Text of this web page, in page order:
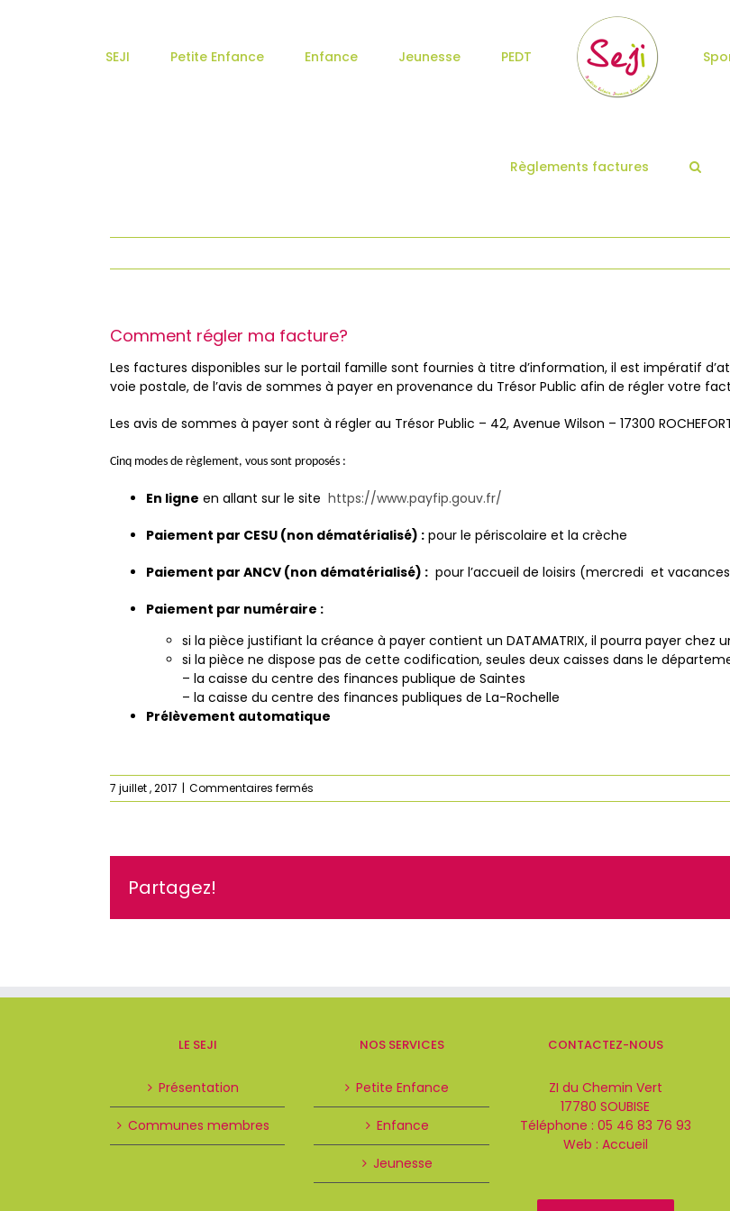
SEJI Petite Enfance Enfance Jeunesse PEDT
Règlements factures
Comment régler ma facture?
Les factures disponibles sur le portail famille sont fournies à titre d’information, il est impératif
voie postale, de l’avis de sommes à payer en provenance du Trésor Public afin de régler votre
Les avis de sommes à payer sont à régler au Trésor Public – 42, Avenue Wilson – 17300
Cinq modes de règlement, vous sont proposés :
En ligne en allant sur le site https://www.payfip.gouv.fr/
Paiement par CESU (non dématérialisé) : pour le périscolaire et la crèche
Paiement par ANCV (non dématérialisé) : pour l’accueil de loisirs (mercredi et
Paiement par numéraire :
si la pièce justifiant la créance à payer contient un DATAMATRIX, il pourra payer
si la pièce ne dispose pas de cette codification, seules deux caisses dans le
– la caisse du centre des finances publique de Saintes
– la caisse du centre des finances publiques de La-Rochelle
Prélèvement automatique
7 juillet , 2017 | Commentaires fermés
Comment
Partagez!
LE SEJI
Présentation
Communes membres
NOS SERVICES
Petite Enfance
Enfance
Jeunesse
CONTACTEZ-NOUS
ZI du Chemin Vert
17780 SOUBISE
Téléphone : 05 46 83 76 93
Web : Accueil